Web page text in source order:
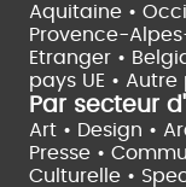
Aquitaine •
Provence-
Etranger •
pays UE • Autre
Par secteur
Art • Design •
Presse •
Culturelle •